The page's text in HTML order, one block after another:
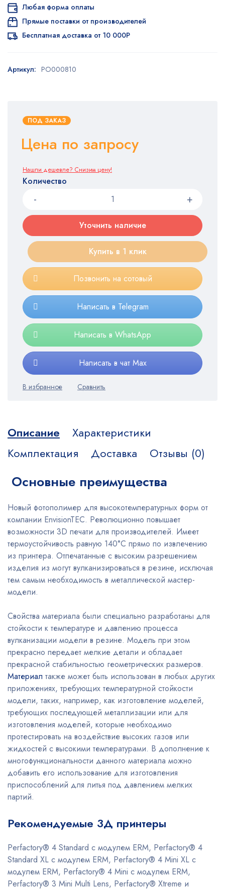
ПОД ЗАКАЗ
Цена по запросу
Нашли дешевле? Снизим цену!
Количество
Уточнить наличие
Купить в 1 клик
Позвонить на сотовый
Написать в Telegram
Написать в WhatsApp
Написать в чат Max
Любая форма оплаты
Прямые поставки от производителей
Бесплатная доставка от 10 000Р
Артикул: PO000810
Описание
Характеристики
Комплектация
Доставка Отзывы (0)
Основные преимущества
Новый фотополимер для высокотемпературных форм от
компании EnvisionTEC. Революционно повышает
возможности 3D печати для производителей. Имеет
термоустойчивость равную 140°C прямо по извлечению
из принтера. Отпечатанные с высоким разрешением
изделия из могут вулканизироваться в резине, исключая
тем самым необходимость в металлической мастер-
модели.
Свойства материала были специально разработаны для
стойкости к температуре и давлению процесса
вулканизации модели в резине. Модель при этом
прекрасно передает мелкие детали и обладает
прекрасной стабильностью геометрических размеров.
Материал также может быть использован в любых других
приложениях, требующих температурной стойкости
модели, таких, например, как изготовление моделей,
требующих последующей металлизации или для
изготовления моделей, которые необходимо
протестировать на воздействие высоких газов или
жидкостей с высокими температурами. В дополнение к
многофункциональности данного материала можно
добавить его использование для изготовления
приспособлений для литья под давлением мелких
партий.
Рекомендуемые 3Д принтеры
Perfactory® 4 Standard с модулем ERM, Perfactory® 4
Standard XL с модулем ERM, Perfactory® 4 Mini XL с
модулем ERM, Perfactory® 4 Mini с модулем ERM,
Perfactory® 3 Mini Multi Lens, Perfactory® Xtreme и